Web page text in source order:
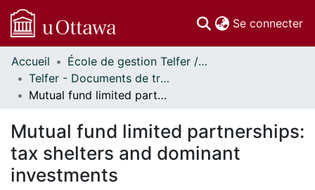
Se connecter
Communautés
et collections
Parcourir
À propos
Accueil
École de gestion Telfer // Telfer School of Management
Telfer - Documents de travail // Telfer - Working Papers
Mutual fund limited partnerships: tax shelters and dominant investments
Mutual fund limited partnerships:
tax shelters and dominant
investments